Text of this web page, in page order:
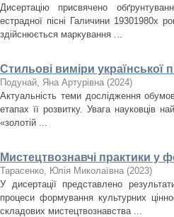
Дисертацію присвячено
естрадної пісні Галичини 1930­1980­х
здійснюється маркування ...
Стильові виміри української
Подунай, Яна Артурівна (2024)
Актуальність теми дослідження
етапах її розвитку. Увага науковців
«золотій ...
Мистецтвознавчі практики у
Тарасенко, Юлія Миколаївна (2023)
У дисертації представлено
процеси формування культурних
складових мистецтвознавства ...